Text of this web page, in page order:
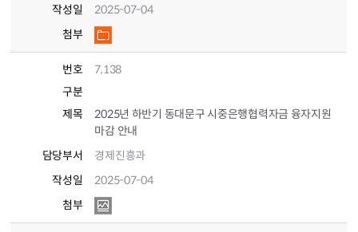
작성일
2025-07-04
첨부
번호
7,138
구분
제목
2025년 하반기 동대문구 시중은행협력자금 융자지원
마감 안내
담당부서
경제진흥과
작성일
2025-07-04
첨부